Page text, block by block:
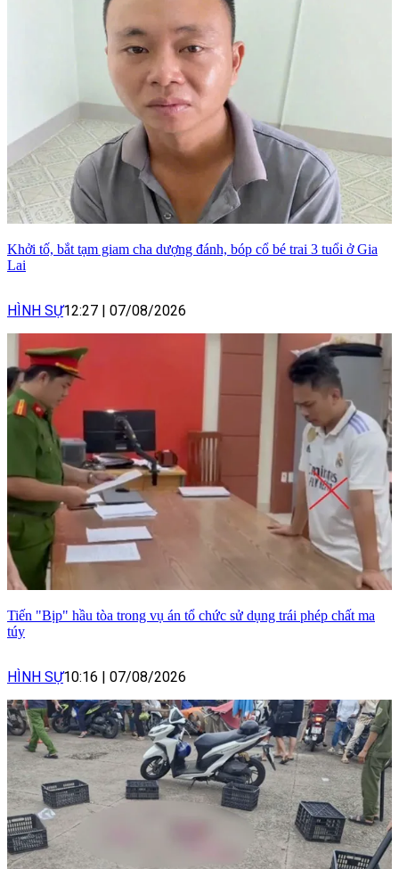
Khởi tố, bắt tạm giam cha dượng đánh, bóp cổ bé trai 3 tuổi ở Gia
Lai
HÌNH SỰ12:27 | 07/08/2026
Tiến "Bịp" hầu tòa trong vụ án tổ chức sử dụng trái phép chất ma
túy
HÌNH SỰ10:16 | 07/08/2026